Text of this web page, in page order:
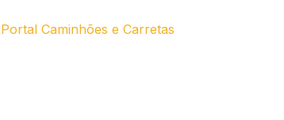
Portal Caminhões e Carretas